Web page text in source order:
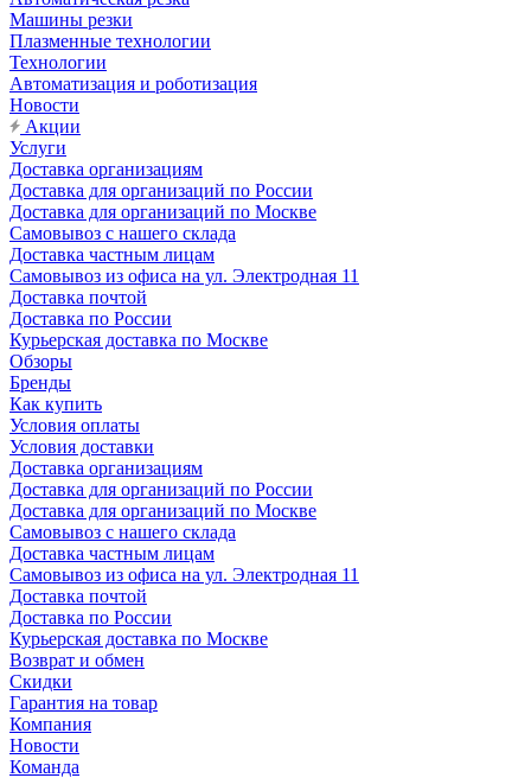
Машины резки
Плазменные технологии
Технологии
Автоматизация и роботизация
Новости
Акции
Услуги
Доставка организациям
Доставка для организаций по России
Доставка для организаций по Москве
Самовывоз с нашего склада
Доставка частным лицам
Самовывоз из офиса на ул. Электродная 11
Доставка почтой
Доставка по России
Курьерская доставка по Москве
Обзоры
Бренды
Как купить
Условия оплаты
Условия доставки
Доставка организациям
Доставка для организаций по России
Доставка для организаций по Москве
Самовывоз с нашего склада
Доставка частным лицам
Самовывоз из офиса на ул. Электродная 11
Доставка почтой
Доставка по России
Курьерская доставка по Москве
Возврат и обмен
Скидки
Гарантия на товар
Компания
Новости
Команда